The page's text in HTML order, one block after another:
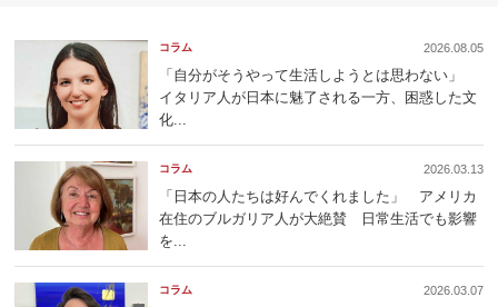
コラム 2026.08.05
「自分がそうやって生活しようとは思わない」
イタリア人が日本に魅了される一方、困惑した文
化...
コラム 2026.03.13
「日本の人たちは好んでくれました」 アメリカ
在住のブルガリア人が大絶賛 日常生活でも影響
を...
コラム 2026.03.07